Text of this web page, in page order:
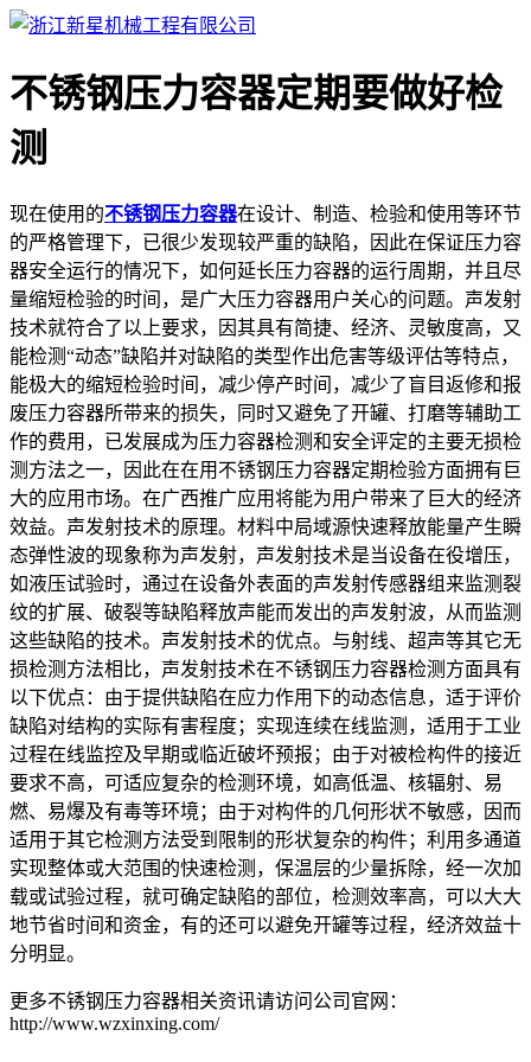
不锈钢压力容器定期要做好检
测
现在使用的不锈钢压力容器在设计、制造、检验和使用等环节
的严格管理下，已很少发现较严重的缺陷，因此在保证压力容
器安全运行的情况下，如何延长压力容器的运行周期，并且尽
量缩短检验的时间，是广大压力容器用户关心的问题。声发射
技术就符合了以上要求，因其具有简捷、经济、灵敏度高，又
能检测“动态”缺陷并对缺陷的类型作出危害等级评估等特点，
能极大的缩短检验时间，减少停产时间，减少了盲目返修和报
废压力容器所带来的损失，同时又避免了开罐、打磨等辅助工
作的费用，已发展成为压力容器检测和安全评定的主要无损检
测方法之一，因此在在用不锈钢压力容器定期检验方面拥有巨
大的应用市场。在广西推广应用将能为用户带来了巨大的经济
效益。声发射技术的原理。材料中局域源快速释放能量产生瞬
态弹性波的现象称为声发射，声发射技术是当设备在役增压，
如液压试验时，通过在设备外表面的声发射传感器组来监测裂
纹的扩展、破裂等缺陷释放声能而发出的声发射波，从而监测
这些缺陷的技术。声发射技术的优点。与射线、超声等其它无
损检测方法相比，声发射技术在不锈钢压力容器检测方面具有
以下优点：由于提供缺陷在应力作用下的动态信息，适于评价
缺陷对结构的实际有害程度；实现连续在线监测，适用于工业
过程在线监控及早期或临近破坏预报；由于对被检构件的接近
要求不高，可适应复杂的检测环境，如高低温、核辐射、易
燃、易爆及有毒等环境；由于对构件的几何形状不敏感，因而
适用于其它检测方法受到限制的形状复杂的构件；利用多通道
实现整体或大范围的快速检测，保温层的少量拆除，经一次加
载或试验过程，就可确定缺陷的部位，检测效率高，可以大大
地节省时间和资金，有的还可以避免开罐等过程，经济效益十
分明显。
更多不锈钢压力容器相关资讯请访问公司官网：
http://www.wzxinxing.com/